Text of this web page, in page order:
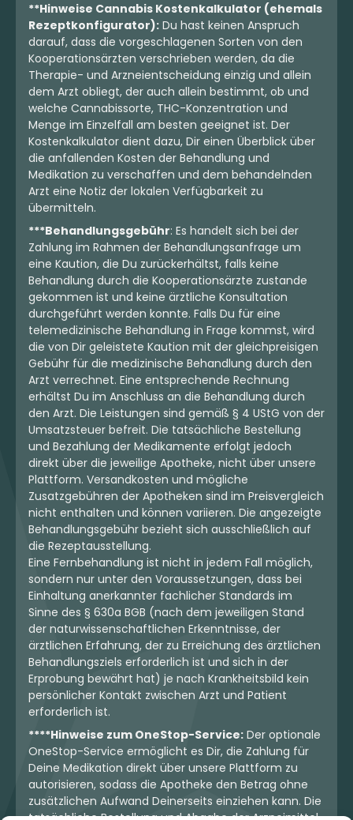
**Hinweise Cannabis Kostenkalkulator (ehemals
Rezeptkonfigurator): Du hast keinen Anspruch
darauf, dass die vorgeschlagenen Sorten von den
Kooperationsärzten verschrieben werden, da die
Therapie- und Arzneientscheidung einzig und allein
dem Arzt obliegt, der auch allein bestimmt, ob und
welche Cannabissorte, THC-Konzentration und
Menge im Einzelfall am besten geeignet ist. Der
Kostenkalkulator dient dazu, Dir einen Überblick über
die anfallenden Kosten der Behandlung und
Medikation zu verschaffen und dem behandelnden
Arzt eine Notiz der lokalen Verfügbarkeit zu
übermitteln.
***Behandlungsgebühr: Es handelt sich bei der
Zahlung im Rahmen der Behandlungsanfrage um
eine Kaution, die Du zurückerhältst, falls keine
Behandlung durch die Kooperationsärzte zustande
gekommen ist und keine ärztliche Konsultation
durchgeführt werden konnte. Falls Du für eine
telemedizinische Behandlung in Frage kommst, wird
die von Dir geleistete Kaution mit der gleichpreisigen
Gebühr für die medizinische Behandlung durch den
Arzt verrechnet. Eine entsprechende Rechnung
erhältst Du im Anschluss an die Behandlung durch
den Arzt. Die Leistungen sind gemäß § 4 UStG von der
Umsatzsteuer befreit. Die tatsächliche Bestellung
und Bezahlung der Medikamente erfolgt jedoch
direkt über die jeweilige Apotheke, nicht über unsere
Plattform. Versandkosten und mögliche
Zusatzgebühren der Apotheken sind im Preisvergleich
nicht enthalten und können variieren. Die angezeigte
Behandlungsgebühr bezieht sich ausschließlich auf
die Rezeptausstellung.
Eine Fernbehandlung ist nicht in jedem Fall möglich,
sondern nur unter den Voraussetzungen, dass bei
Einhaltung anerkannter fachlicher Standards im
Sinne des § 630a BGB (nach dem jeweiligen Stand
der naturwissenschaftlichen Erkenntnisse, der
ärztlichen Erfahrung, der zu Erreichung des ärztlichen
Behandlungsziels erforderlich ist und sich in der
Erprobung bewährt hat) je nach Krankheitsbild kein
persönlicher Kontakt zwischen Arzt und Patient
erforderlich ist.
****Hinweise zum OneStop-Service: Der optionale
OneStop-Service ermöglicht es Dir, die Zahlung für
Deine Medikation direkt über unsere Plattform zu
autorisieren, sodass die Apotheke den Betrag ohne
zusätzlichen Aufwand Deinerseits einziehen kann. Die